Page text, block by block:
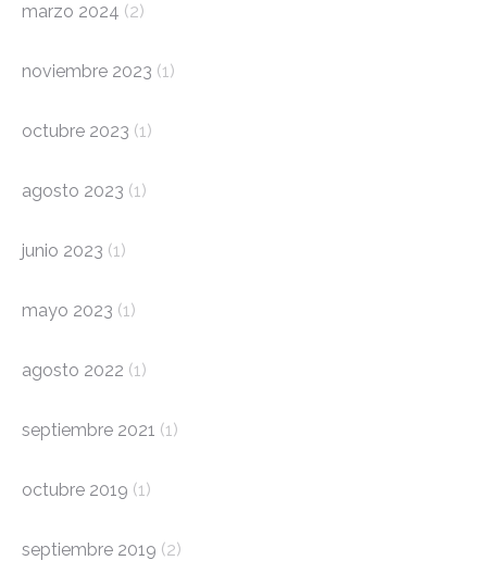
marzo 2024 (2)
noviembre 2023 (1)
octubre 2023 (1)
agosto 2023 (1)
junio 2023 (1)
mayo 2023 (1)
agosto 2022 (1)
septiembre 2021 (1)
octubre 2019 (1)
septiembre 2019 (2)